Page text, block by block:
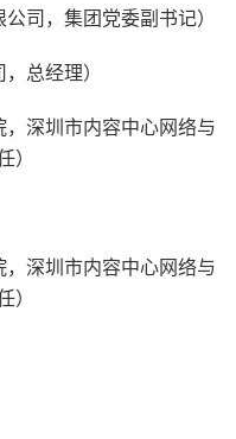
司，集团党委副书记）
总经理）
深圳市内容中心网络与
）
深圳市内容中心网络与
）